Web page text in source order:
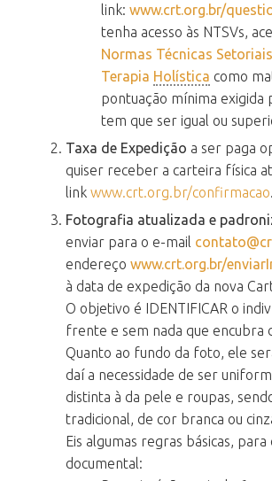
link: www.crt.org.br/
tenha acesso às NTSVs,
Normas Técnicas
Terapia Holística como
pontuação mínima exigida
tem que ser igual ou
Taxa de Expedição a ser paga
quiser receber a carteira física
link www.crt.org.br/confirmacao.
Fotografia atualizada e
enviar para o e-mail
endereço www.crt.org.br/
à data de expedição da nova
O objetivo é IDENTIFICAR o
frente e sem nada que encubra
Quanto ao fundo da foto, ele
daí a necessidade de ser
distinta à da pele e roupas,
tradicional, de cor branca ou
Eis algumas regras básicas,
documental: